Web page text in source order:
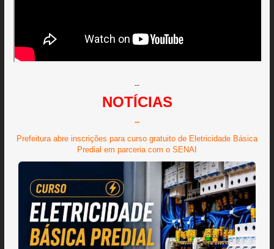
--
NOTÍCIAS
--
Prefeitura abre inscrições para curso gratuito de Eletricidade Básica
Predial em parceria com o SENAI